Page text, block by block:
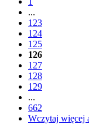
...
123
124
125
126
127
128
129
...
662
Wczytaj więcej